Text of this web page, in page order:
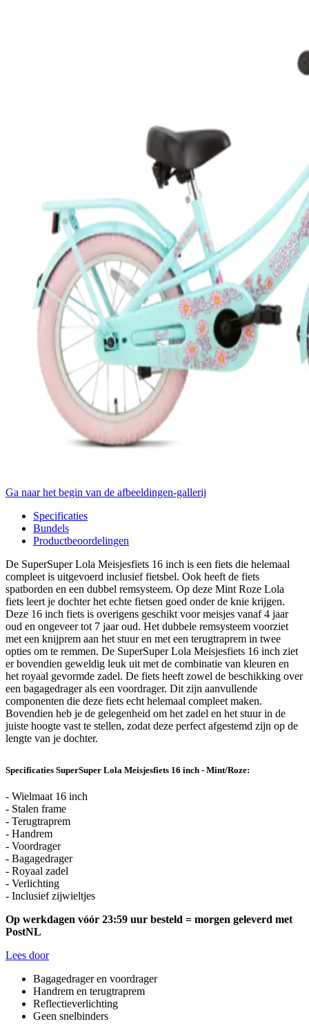
Ga naar het begin van de afbeeldingen-gallerij
Specificaties
Bundels
Productbeoordelingen
De SuperSuper Lola Meisjesfiets 16 inch is een fiets die helemaal
compleet is uitgevoerd inclusief fietsbel. Ook heeft de fiets
spatborden en een dubbel remsysteem. Op deze Mint Roze Lola
fiets leert je dochter het echte fietsen goed onder de knie krijgen.
Deze 16 inch fiets is overigens geschikt voor meisjes vanaf 4 jaar
oud en ongeveer tot 7 jaar oud. Het dubbele remsysteem voorziet
met een knijprem aan het stuur en met een terugtraprem in twee
opties om te remmen. De SuperSuper Lola Meisjesfiets 16 inch ziet
er bovendien geweldig leuk uit met de combinatie van kleuren en
het royaal gevormde zadel. De fiets heeft zowel de beschikking over
een bagagedrager als een voordrager. Dit zijn aanvullende
componenten die deze fiets echt helemaal compleet maken.
Bovendien heb je de gelegenheid om het zadel en het stuur in de
juiste hoogte vast te stellen, zodat deze perfect afgestemd zijn op de
lengte van je dochter.
Specificaties SuperSuper Lola Meisjesfiets 16 inch - Mint/Roze:
- Wielmaat 16 inch
- Stalen frame
- Terugtraprem
- Handrem
- Voordrager
- Bagagedrager
- Royaal zadel
- Verlichting
- Inclusief zijwieltjes
Op werkdagen vóór 23:59 uur besteld = morgen geleverd met
PostNL
Lees door
Bagagedrager en voordrager
Handrem en terugtraprem
Reflectieverlichting
Geen snelbinders